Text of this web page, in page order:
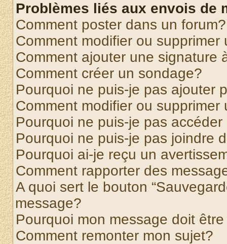
Problèmes liés aux envois de
Comment poster dans un forum?
Comment modifier ou supprimer
Comment ajouter une signature
Comment créer un sondage?
Pourquoi ne puis-je pas ajouter
Comment modifier ou supprimer
Pourquoi ne puis-je pas
Pourquoi ne puis-je pas joindre
Pourquoi ai-je reçu un
Comment rapporter des
A quoi sert le bouton
message?
Pourquoi mon message doit
Comment remonter mon sujet?